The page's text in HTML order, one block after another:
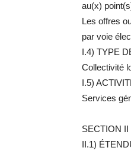
au(x)
Les offres
par voie
I.4) TYPE
Collectivité
I.5)
Services
SECTION
II.1)